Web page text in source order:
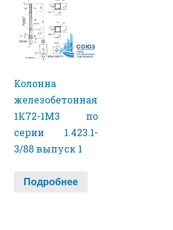
Колонна
железобетонная
1К72-1М3 по
серии 1.423.1-
3/88 выпуск 1
Подробнее